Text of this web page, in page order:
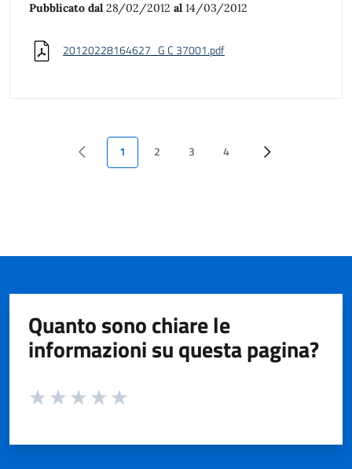
Pubblicato dal 28/02/2012 al 14/03/2012
20120228164627_G C 37001.pdf
1 2 3 4
Quanto sono chiare le
informazioni su questa pagina?
Valuta da 1 a 5 stelle la pagina